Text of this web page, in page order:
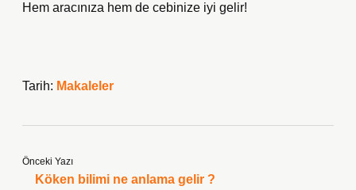
Hem aracınıza hem de cebinize iyi gelir!
Tarih: Makaleler
Önceki Yazı
Köken bilimi ne anlama gelir ?